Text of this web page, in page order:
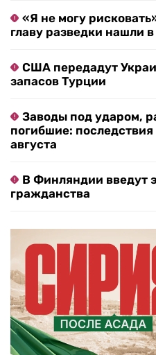
«Я не могу
главу разведки нашли
США передадут
запасов Турции
Заводы под ударом,
погибшие:
августа
В Финляндии введут
гражданства